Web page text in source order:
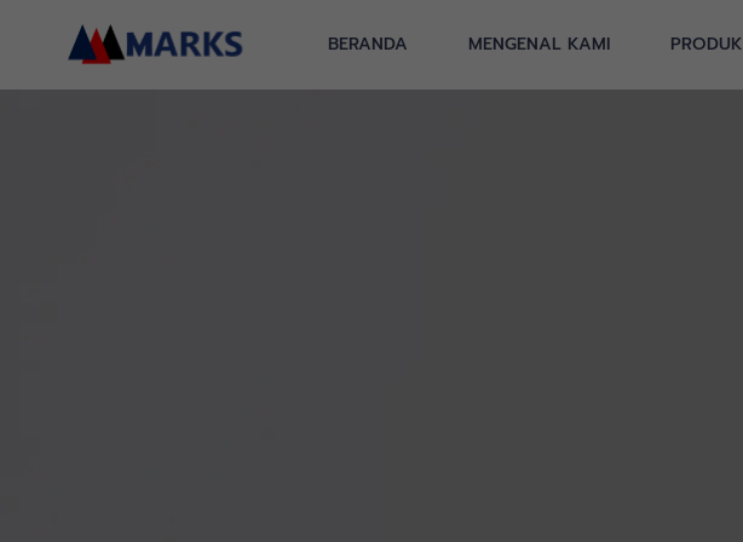
BERANDA MENGENAL KAMI PRODUK